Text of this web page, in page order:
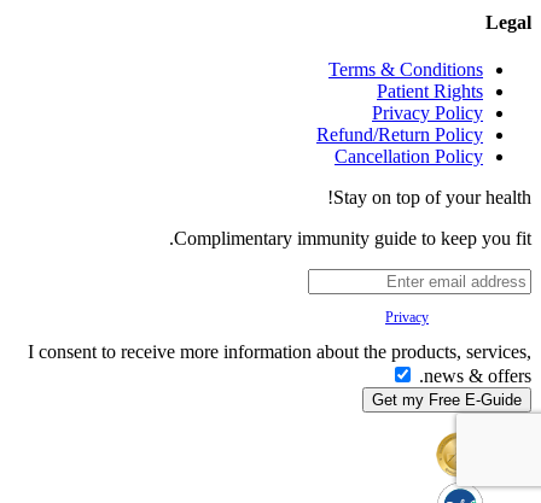
Legal
Terms & Conditions
Patient Rights
Privacy Policy
Refund/Return Policy
Cancellation Policy
Stay on top of your health!
Complimentary immunity guide to keep you fit.
Privacy
I consent to receive more information about the products, services,
news & offers.